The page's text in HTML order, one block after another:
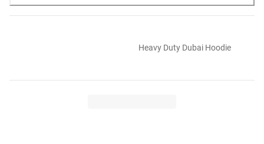
Heavy Duty Dubai Hoodie